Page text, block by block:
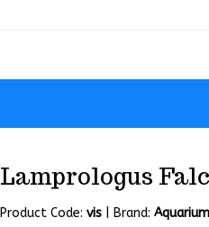
Lamprologus
Product Code:vis Brand: